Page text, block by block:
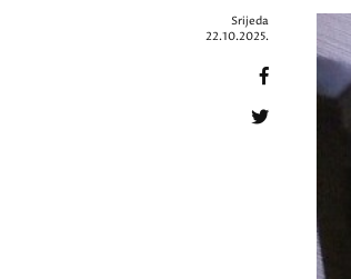
Srijeda
22.10.2025.